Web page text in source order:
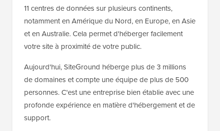
11 centres de données sur plusieurs continents,
notamment en Amérique du Nord, en Europe, en Asie
et en Australie. Cela permet d'héberger facilement
votre site à proximité de votre public.
Aujourd'hui, SiteGround héberge plus de 3 millions
de domaines et compte une équipe de plus de 500
personnes. C'est une entreprise bien établie avec une
profonde expérience en matière d'hébergement et de
support.